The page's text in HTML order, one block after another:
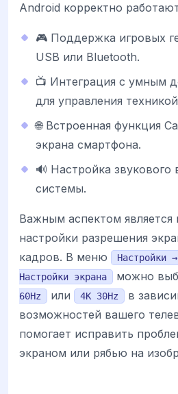
Android корректно
🎮 Поддержка игровых
USB или Bluetooth.
📺 Интеграция с умным
для управления
🌐 Встроенная функция
экрана смартфона.
🔊 Настройка
системы.
Важным аспектом является
настройки разрешения
кадров. В меню
Настройки
Настройки экрана
можно
60Hz
или 4K 30Hz
в
возможностей вашего
помогает исправить
экраном или рябью на